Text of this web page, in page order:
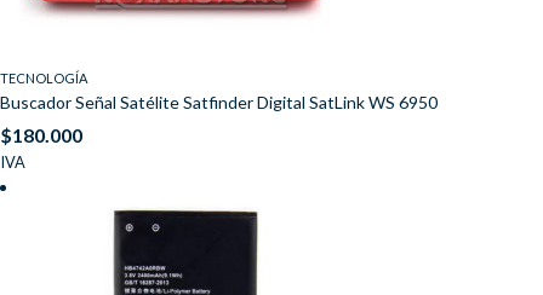
TECNOLOGÍA
Buscador Señal Satélite Satfinder Digital SatLink WS 6950
$180.000
IVA